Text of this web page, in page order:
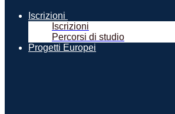
Iscrizioni
Iscrizioni
Percorsi di studio
Progetti Europei